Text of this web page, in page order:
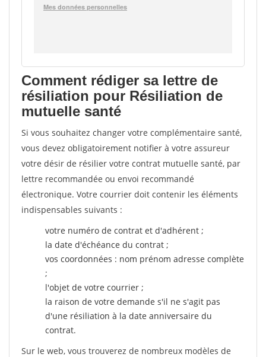
Comment rédiger sa lettre de
résiliation pour Résiliation de
mutuelle santé
Si vous souhaitez changer votre complémentaire santé,
vous devez obligatoirement notifier à votre assureur
votre désir de résilier votre contrat mutuelle santé, par
lettre recommandée ou envoi recommandé
électronique. Votre courrier doit contenir les éléments
indispensables suivants :
votre numéro de contrat et d'adhérent ;
la date d'échéance du contrat ;
vos coordonnées : nom prénom adresse complète
;
l'objet de votre courrier ;
la raison de votre demande s'il ne s'agit pas
d'une résiliation à la date anniversaire du
contrat.
Sur le web, vous trouverez de nombreux modèles de